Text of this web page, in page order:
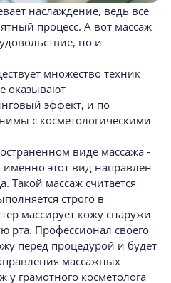
наслаждение, ведь все
процесс. А вот массаж
но и
множество техник
оказывают
эффект, и по
с косметологическими
виде массажа -
именно этот вид направлен
Такой массаж считается
строго в
массирует кожу снаружи
рта. Профессионал своего
перед процедурой и будет
массажных
грамотного косметолога